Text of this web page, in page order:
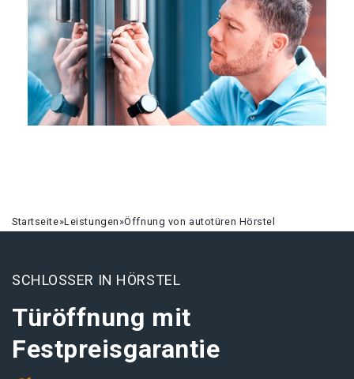
Startseite»Leistungen»Öffnung von autotüren Hörstel
SCHLOSSER IN HÖRSTEL
Türöffnung mit
Festpreisgarantie